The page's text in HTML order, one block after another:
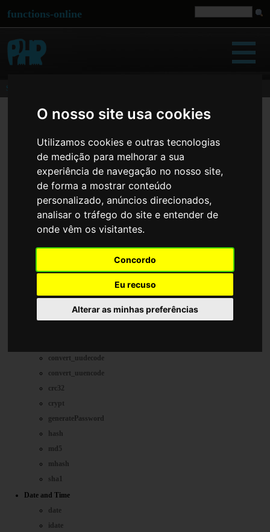
O nosso site usa cookies
Utilizamos cookies e outras tecnologias
de medição para melhorar a sua
experiência de navegação no nosso site,
de forma a mostrar conteúdo
personalizado, anúncios direcionados,
analisar o tráfego do site e entender de
onde vêm os visitantes.
Concordo
Eu recuso
Alterar as minhas preferências
functions-online
Sitemap
Array
array_splice
array_values
count
in_array
krsort
ksort
natcasesort
natsort
rsort
convert_uudecode
convert_uuencode
crc32
crypt
generatePassword
hash
md5
mhash
sha1
Date and Time
date
idate